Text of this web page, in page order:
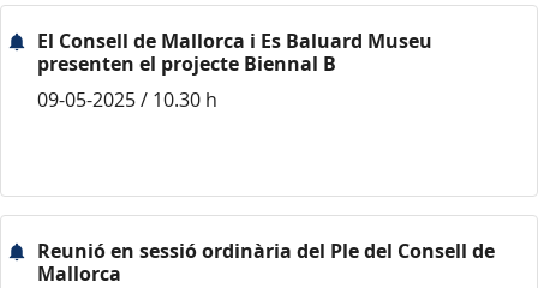
El Consell de Mallorca i Es Baluard Museu
presenten el projecte Biennal B
09-05-2025 / 10.30 h
Reunió en sessió ordinària del Ple del Consell de
Mallorca